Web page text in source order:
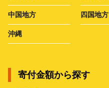
中国地方 四国地方
沖縄
寄付金額から探す